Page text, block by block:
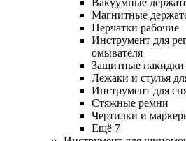
Вакуумные
Магнитные
Перчатки рабочие
Инструмент для
омывателя
Защитные накидки
Лежаки и стулья
Инструмент для
Стяжные ремни
Чертилки и
Ещё 7